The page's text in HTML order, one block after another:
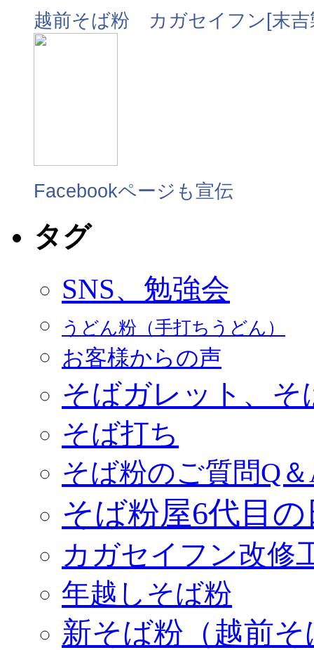
越前そば粉 カガセイフン[末吉
Facebookページも宣伝
タグ
SNS、勉強会
うどん粉（手打ちうどん）
お客様からの声
そばガレット、そ
そば打ち
そば粉のご質問Q
そば粉屋6代目
カガセイフン改修
年越しそば粉
新そば粉（越前そ